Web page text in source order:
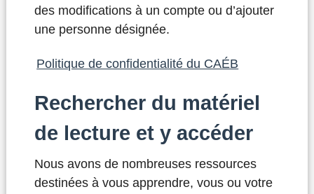
des modifications à un compte ou d’ajouter
une personne désignée.
Politique de confidentialité du CAÉB
Rechercher du matériel
de lecture et y accéder
Nous avons de nombreuses ressources
destinées à vous apprendre, vous ou votre